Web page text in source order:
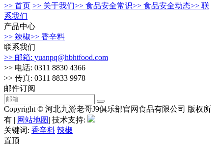
>> 首页 >> 关于我们>> 食品安全常识>> 食品安全动态>> 联
系我们
产品中心
>> 辣椒>> 香辛料
联系我们
>> 邮箱: yuanpq@hbhtfood.com
>> 电话: 0311 8830 4366
>> 传真: 0311 8833 9978
邮件订阅
Copyright © 河北九游老哥J9俱乐部官网食品有限公司 版权所
有 | 网站地图| 技术支持:
关键词: 香辛料 辣椒
置顶